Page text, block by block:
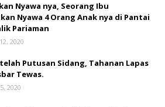
Nyawa nya, Seorang Ibu
Nyawa 4 Orang Anak nya di Pantai
Pariaman
2020
Putusan Sidang, Tahanan Lapas
Tewas.
2020